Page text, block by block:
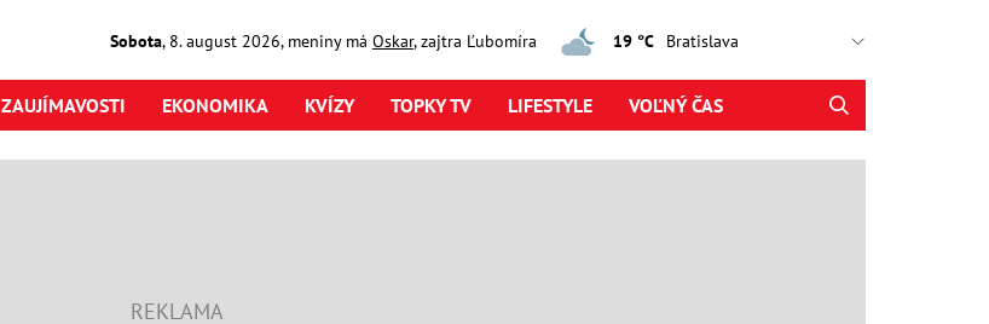
Sobota, 8. august2026, meniny má Oskar, zajtra Ľubomíra 19 °C
ZAUJÍMAVOSTI EKONOMIKA KVÍZY TOPKY TV LIFESTYLE VOĽNÝ ČAS